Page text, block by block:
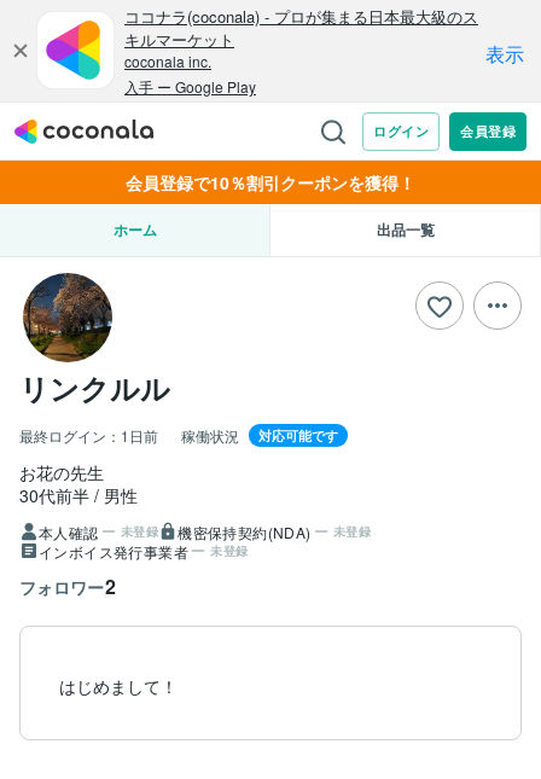
会員登録で10％割引クーポンを獲得！
ホーム 出品一覧
リンクルル
最終ログイン： 1日前 稼働状況 対応可能です
お花の先生
30代前半
男性
本人確認 未登録 機密保持契約(NDA) 未登録
インボイス発行事業者 未登録
フォロワー2
はじめまして！